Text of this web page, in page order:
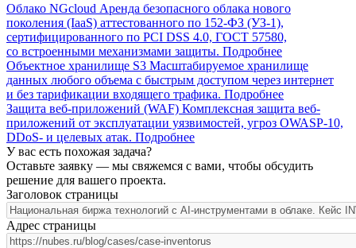
Облако NGcloud Аренда безопасного облака нового
поколения (IaaS) аттестованного по 152-ФЗ (УЗ-1),
сертифицированного по PCI DSS 4.0, ГОСТ 57580,
со встроенными механизмами защиты. Подробнее
Объектное хранилище S3 Масштабируемое хранилище
данных любого объема с быстрым доступом через интернет
и без тарификации входящего трафика. Подробнее
Защита веб-приложений (WAF) Комплексная защита веб-
приложений от эксплуатации уязвимостей, угроз OWASP-10,
DDoS- и целевых атак. Подробнее
У вас есть похожая задача?
Оставьте заявку — мы свяжемся с вами, чтобы обсудить
решение для вашего проекта.
Заголовок страницы
Адрес страницы